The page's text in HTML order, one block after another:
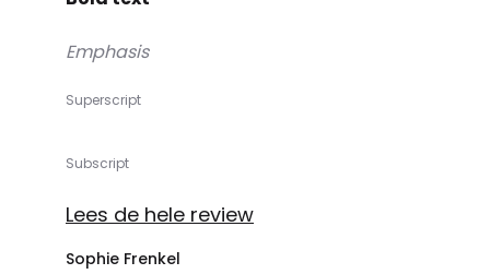
Emphasis
Superscript
Subscript
Lees de hele review
Sophie Frenkel